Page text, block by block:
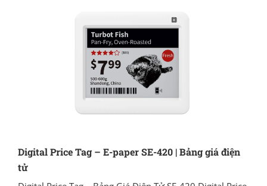
Digital Price Tag – E-paper SE-420 | Bảng giá điện
tử